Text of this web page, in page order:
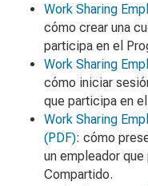
Work Sharing
cómo crear una
participa en el
Work Sharing
cómo iniciar
que participa en
Work Sharing
(PDF): cómo
un empleador
Compartido.